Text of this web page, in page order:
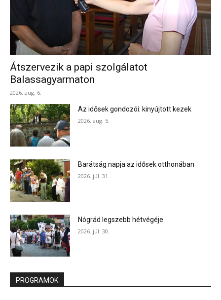
Átszervezik a papi szolgálatot
Balassagyarmaton
2026. aug. 6.
Az idősek gondozói: kinyújtott kezek
2026. aug. 5.
Barátság napja az idősek otthonában
2026. júl. 31.
Nógrád legszebb hétvégéje
2026. júl. 30.
PROGRAMOK